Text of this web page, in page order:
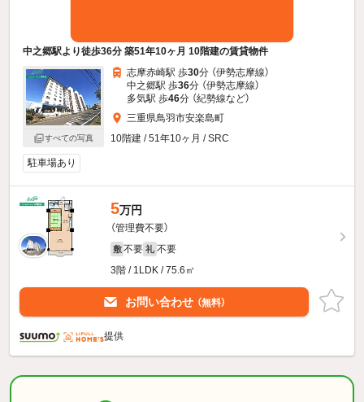
中之郷駅より徒歩36分 築51年10ヶ月 10階建の賃貸物件
すべての写真
志摩赤崎駅 歩30分 （伊勢志摩線）
中之郷駅 歩36分 （伊勢志摩線）
多気駅 歩46分 （紀勢線など）
三重県鳥羽市安楽島町
10階建 / 51年10ヶ月 / SRC
駐車場あり
5万円
（管理費不要）
敷 不要 礼 不要
3階 / 1LDK / 75.6㎡
お問い合わせ （無料）
提供